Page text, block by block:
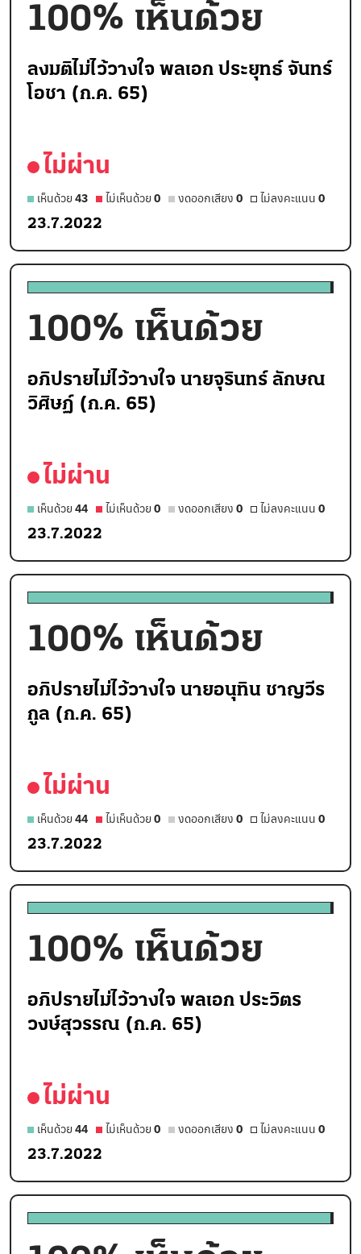
100% เห็นด้วย
ลงมติไม่ไว้วางใจ พลเอก ประยุทธ์ จันทร์
โอชา (ก.ค. 65)
ไม่ผ่าน
เห็นด้วย 43 ไม่เห็นด้วย 0 งดออกเสียง 0 ไม่ลงคะแนน 0
23.7.2022
100% เห็นด้วย
อภิปรายไม่ไว้วางใจ นายจุรินทร์ ลักษณ
วิศิษฏ์ (ก.ค. 65)
ไม่ผ่าน
เห็นด้วย 44 ไม่เห็นด้วย 0 งดออกเสียง 0 ไม่ลงคะแนน 0
23.7.2022
100% เห็นด้วย
อภิปรายไม่ไว้วางใจ นายอนุทิน ชาญวีร
กูล (ก.ค. 65)
ไม่ผ่าน
เห็นด้วย 44 ไม่เห็นด้วย 0 งดออกเสียง 0 ไม่ลงคะแนน 0
23.7.2022
100% เห็นด้วย
อภิปรายไม่ไว้วางใจ พลเอก ประวิตร
วงษ์สุวรรณ (ก.ค. 65)
ไม่ผ่าน
เห็นด้วย 44 ไม่เห็นด้วย 0 งดออกเสียง 0 ไม่ลงคะแนน 0
23.7.2022